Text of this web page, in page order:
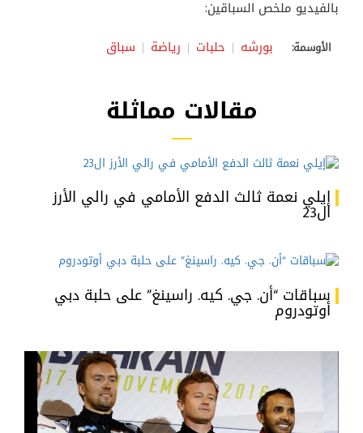
بالفيديو ملخص السباقين:
الأوسمة: بورشه حلبات رياضة سباق
مقالات مماثلة
إيلي نعمة ثالث الدفع الأمامي في رالي الأرز
ال23
سباقات “أن. جي. كيه. راسينغ” على حلبة دبي
أوتودروم